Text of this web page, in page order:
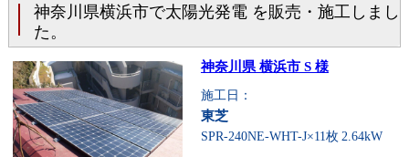
神奈川県横浜市で太陽光発電 を販売・施工しまし
た。
神奈川県 横浜市 S 様
施工日：
東芝
SPR-240NE-WHT-J×11枚 2.64kW